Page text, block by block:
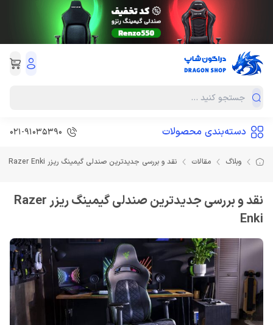
دسته‌بندی محصولات 021-91035390
وبلاگ مقالات نقد و بررسی جدیدترین صندلی گیمینگ ریزر Razer Enki
نقد و بررسی جدیدترین صندلی گیمینگ ریزر Razer
Enki